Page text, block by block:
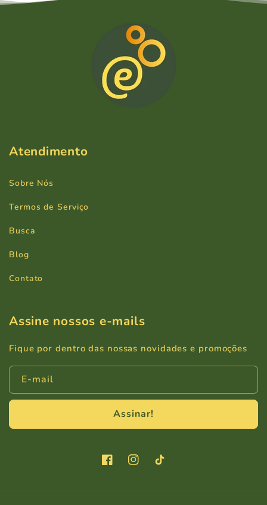
Atendimento
Sobre Nós
Termos de Serviço
Busca
Blog
Contato
Assine nossos e-mails
Fique por dentro das nossas novidades e promoções
E-mail
Assinar!
FacebookInstagramTikTok